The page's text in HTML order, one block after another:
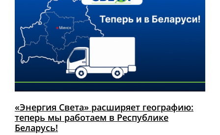
«Энергия Света» расширяет географию:
теперь мы работаем в Республике
Беларусь!